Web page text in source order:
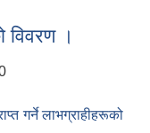
विवरण ।
गर्ने लाभग्राहीहरूको